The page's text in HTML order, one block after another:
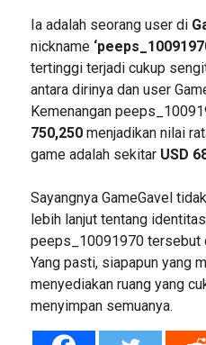
Ia adalah seorang user di
nickname
tertinggi terjadi cukup
antara dirinya dan user
Kemenangan
750,250menjadikan nilai
game adalah sekitar USD
Sayangnya GameGavel
lebih lanjut tentang
peeps_10091970 tersebut
Yang pasti, siapapun yang
menyediakan ruang yang
menyimpan semuanya.